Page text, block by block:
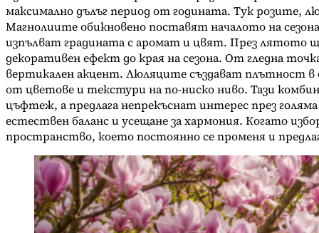
максимално дълъг период от годината. Тук розите,
Магнолиите обикновено поставят началото на
изпълват градината с аромат и цвят. През
декоративен ефект до края на сезона. От гледна
вертикален акцент. Люляците създават плътност
от цветове и текстури на по-ниско ниво. Тази
цъфтеж, а предлага непрекъснат интерес през
естествен баланс и усещане за хармония. Когато
пространство, което постоянно се променя и